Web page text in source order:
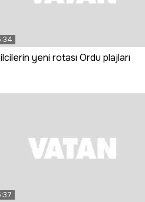
yeni rotası Ordu plajları